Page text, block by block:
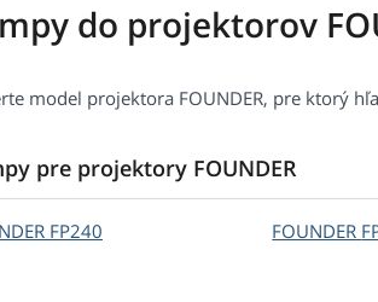
do projektorov
model projektora FOUNDER, pre ktorý
pre projektory FOUNDER
FP240 FOUNDER